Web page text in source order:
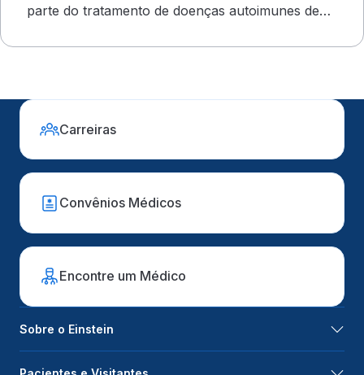
parte do tratamento de doenças autoimunes de
Carreiras
Convênios Médicos
Encontre um Médico
Sobre o Einstein